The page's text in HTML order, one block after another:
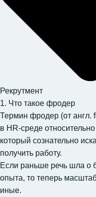
Рекрутмент
1. Что такое фродер
Термин фродер (от
в HR-среде
который сознательно
получить работу.
Если раньше речь шла о
опыта, то теперь
иные.